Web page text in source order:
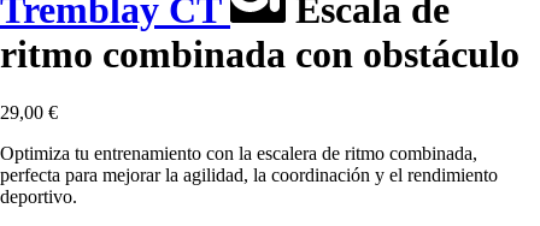
Tremblay CT
Escala de
ritmo combinada con obstáculo
29,00 €
Optimiza tu entrenamiento con la escalera de ritmo combinada,
perfecta para mejorar la agilidad, la coordinación y el rendimiento
deportivo.